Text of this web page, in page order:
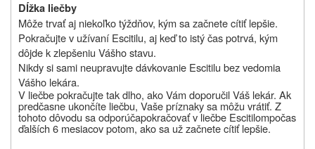
Dĺžka liečby
Môže trvať aj niekoľko týždňov, kým sa začnete cítiť lepšie.
Pokračujte v užívaní Escitilu, aj keď to istý čas potrvá, kým
dôjde k zlepšeniu Vášho stavu.
Nikdy si sami neupravujte dávkovanie Escitilu bez vedomia
Vášho lekára.
V liečbe pokračujte tak dlho, ako Vámdoporučil Váš lekár. Ak
predčasne ukončíte liečbu, Vaše príznaky sa môžu vrátiť. Z
tohoto dôvodu sa odporúčapokračovať v liečbe Escitilompočas
ďalších 6 mesiacov potom, ako sa už začnete cítiť lepšie.